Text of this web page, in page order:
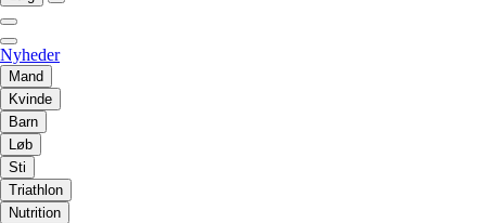
Nyheder
Mand
Kvinde
Barn
Løb
Sti
Triathlon
Nutrition